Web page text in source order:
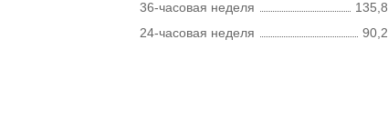
36-часовая неделя
135,8
24-часовая неделя
90,2